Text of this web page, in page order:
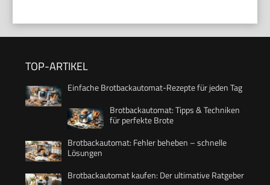
TOP-ARTIKEL
Einfache Brotbackautomat-Rezepte für jeden Tag
Brotbackautomat: Tipps & Techniken
für perfekte Brote
Brotbackautomat: Fehler beheben – schnelle
Lösungen
Brotbackautomat kaufen: Der ultimative Ratgeber